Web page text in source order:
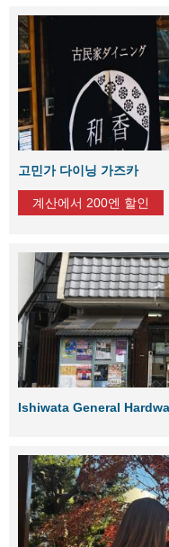
고민가 다이닝 가즈카
계산에서 200엔 할인
Ishiwata General